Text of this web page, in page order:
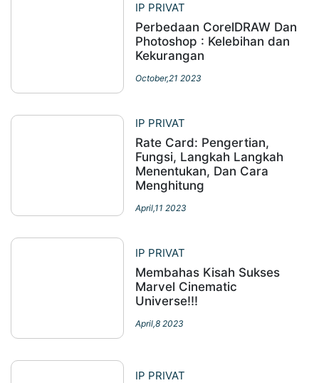
IP PRIVAT
Perbedaan CorelDRAW Dan
Photoshop : Kelebihan dan
Kekurangan
October,21 2023
IP PRIVAT
Rate Card: Pengertian,
Fungsi, Langkah Langkah
Menentukan, Dan Cara
Menghitung
April,11 2023
IP PRIVAT
Membahas Kisah Sukses
Marvel Cinematic
Universe!!!
April,8 2023
IP PRIVAT